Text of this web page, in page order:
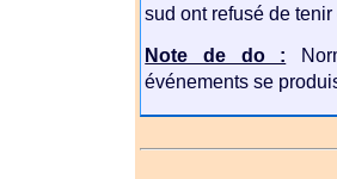
sud ont refusé de
Note de do :
événements se